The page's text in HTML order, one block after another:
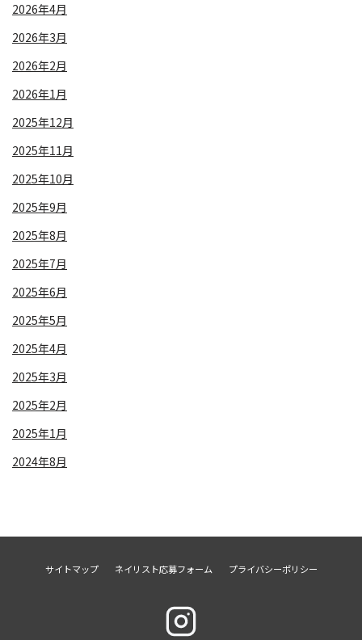
2026年4月
2026年3月
2026年2月
2026年1月
2025年12月
2025年11月
2025年10月
2025年9月
2025年8月
2025年7月
2025年6月
2025年5月
2025年4月
2025年3月
2025年2月
2025年1月
2024年8月
サイトマップ ネイリスト応募フォーム プライバシーポリシー